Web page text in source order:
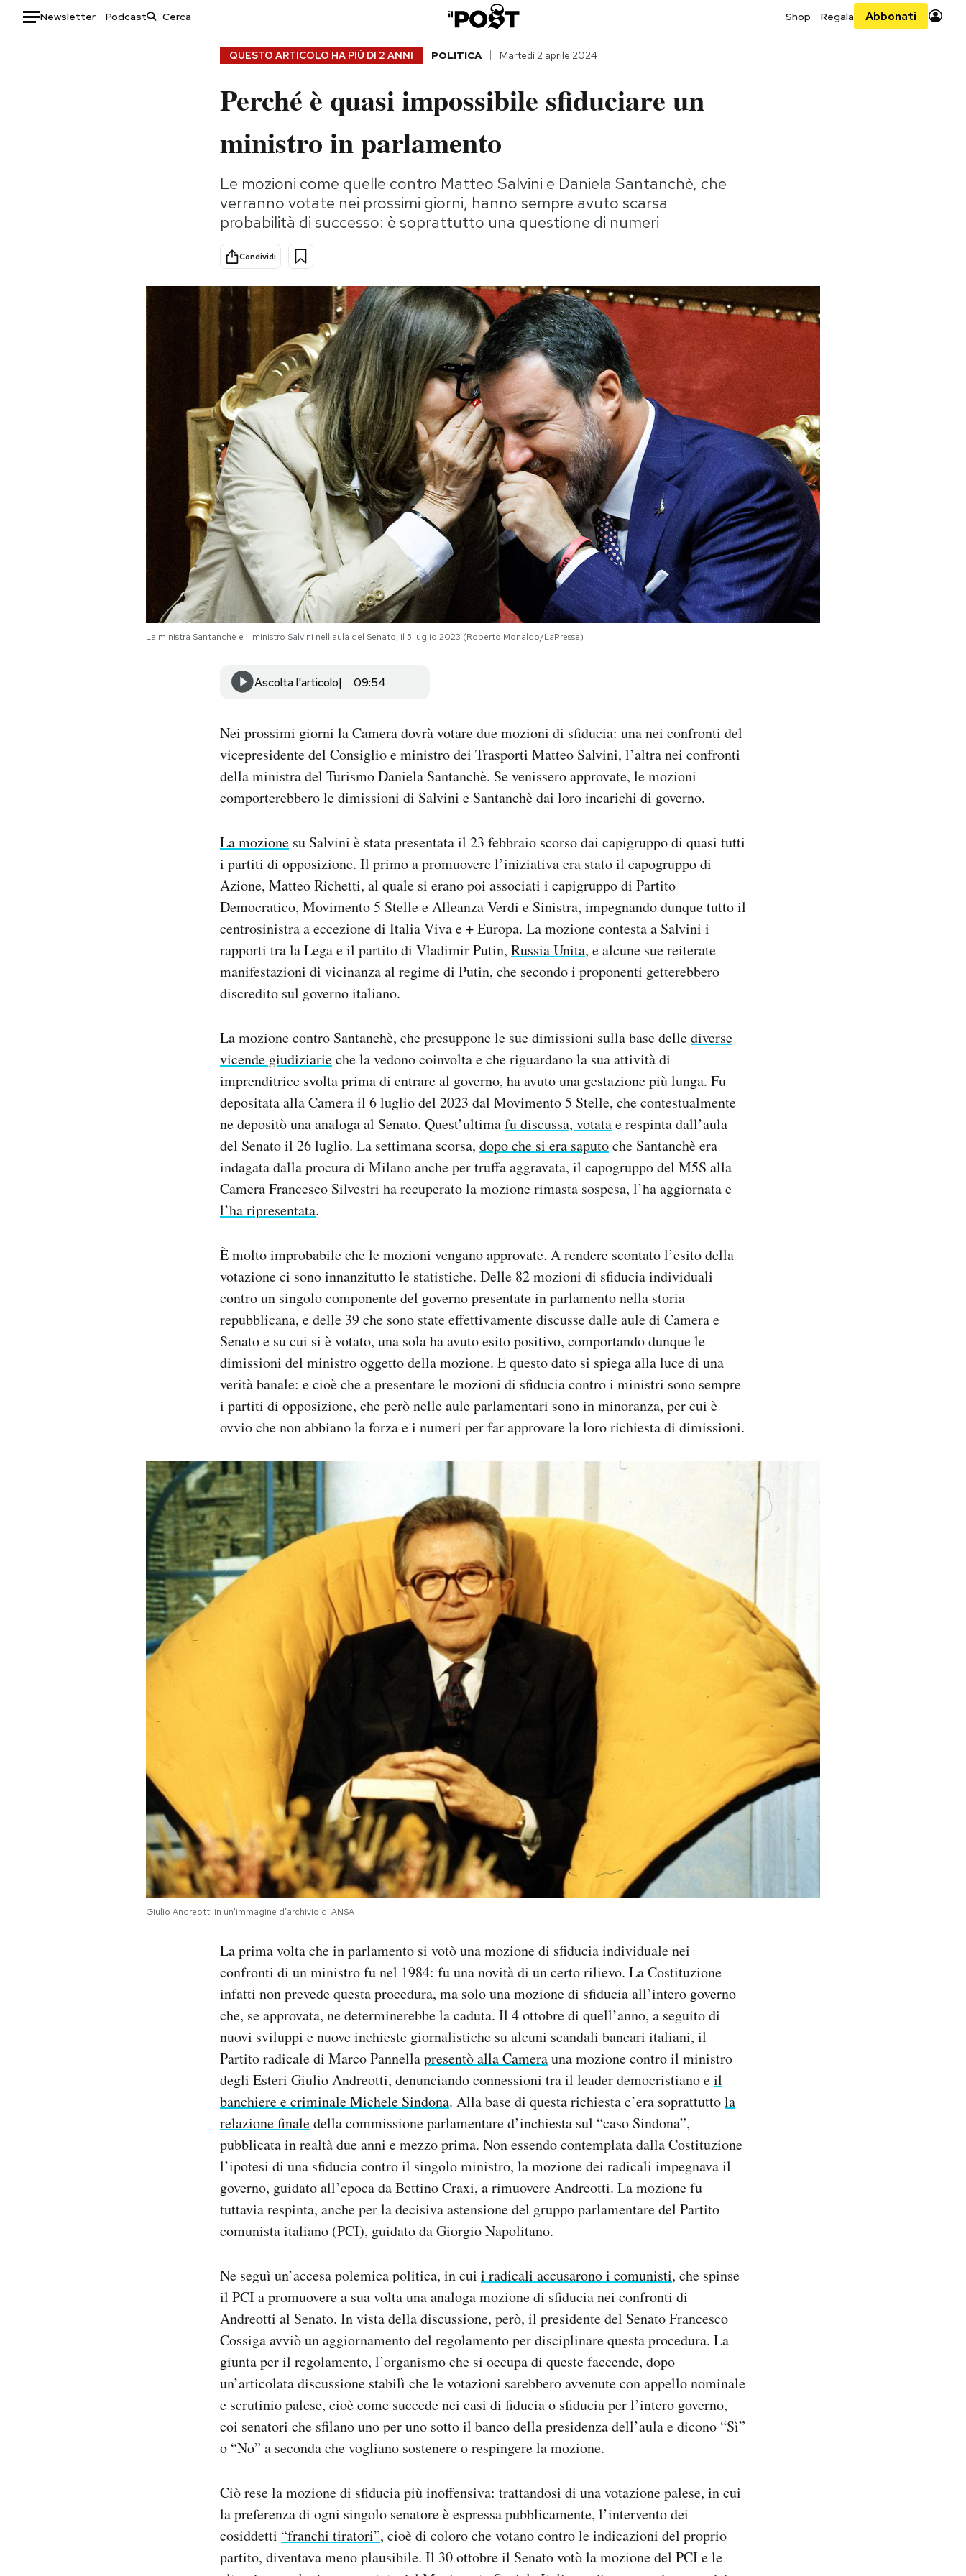
Newsletter Podcast Shop Regala Abbonati
Storie/Idee
Ok Boomer!
Altrecose
Mondiali calcio 2026
AREA PERSONALE
QUESTO ARTICOLO HA PIÙ DI 2 ANNI POLITICA Martedì 2 aprile 2024
Perché è quasi impossibile sfiduciare un
ministro in parlamento
Le mozioni come quelle contro Matteo Salvini e Daniela Santanchè, che
verranno votate nei prossimi giorni, hanno sempre avuto scarsa
probabilità di successo: è soprattutto una questione di numeri
Condividi
La ministra Santanchè e il ministro Salvini nell'aula del Senato, il 5 luglio 2023 (Roberto Monaldo/LaPresse)
Ascolta l'articolo 09:54
Nei prossimi giorni la Camera dovrà votare due mozioni di sfiducia: una nei confronti del
vicepresidente del Consiglio e ministro dei Trasporti Matteo Salvini, l’altra nei confronti
della ministra del Turismo Daniela Santanchè. Se venissero approvate, le mozioni
comporterebbero le dimissioni di Salvini e Santanchè dai loro incarichi di governo.
La mozione su Salvini è stata presentata il 23 febbraio scorso dai capigruppo di quasi tutti
i partiti di opposizione. Il primo a promuovere l’iniziativa era stato il capogruppo di
Azione, Matteo Richetti, al quale si erano poi associati i capigruppo di Partito
Democratico, Movimento 5 Stelle e Alleanza Verdi e Sinistra, impegnando dunque tutto il
centrosinistra a eccezione di Italia Viva e + Europa. La mozione contesta a Salvini i
rapporti tra la Lega e il partito di Vladimir Putin, Russia Unita, e alcune sue reiterate
manifestazioni di vicinanza al regime di Putin, che secondo i proponenti getterebbero
discredito sul governo italiano.
La mozione contro Santanchè, che presuppone le sue dimissioni sulla base dellediverse
vicende giudiziarieche la vedono coinvolta e che riguardano la sua attività di
imprenditrice svolta prima di entrare al governo, ha avuto una gestazione più lunga. Fu
depositata alla Camera il 6 luglio del 2023 dal Movimento 5 Stelle, che contestualmente
ne depositò una analoga al Senato. Quest’ultimafu discussa, votatae respinta dall’aula
del Senato il 26 luglio. La settimana scorsa, dopo che si era saputoche Santanchè era
indagata dalla procura di Milano anche per truffa aggravata, il capogruppo del M5S alla
Camera Francesco Silvestri ha recuperato la mozione rimasta sospesa, l’ha aggiornata e
l’ha ripresentata.
È molto improbabile che le mozioni vengano approvate. A rendere scontato l’esito della
votazione ci sono innanzitutto le statistiche. Delle 82 mozioni di sfiducia individuali
contro un singolo componente del governo presentate in parlamento nella storia
repubblicana, e delle 39 che sono state effettivamente discusse dalle aule di Camera e
Senato e su cui si è votato, una sola ha avuto esito positivo, comportando dunque le
dimissioni del ministro oggetto della mozione. E questo dato si spiega alla luce di una
verità banale: e cioè che a presentare le mozioni di sfiducia contro i ministri sono sempre
i partiti di opposizione, che però nelle aule parlamentari sono in minoranza, per cui è
ovvio che non abbiano la forza e i numeri per far approvare la loro richiesta di dimissioni.
Giulio Andreotti in un’immagine d’archivio di ANSA
La prima volta che in parlamento si votò una mozione di sfiducia individuale nei
confronti di un ministro fu nel 1984: fu una novità di un certo rilievo. La Costituzione
infatti non prevede questa procedura, ma solo una mozione di sfiducia all’intero governo
che, se approvata, ne determinerebbe la caduta. Il 4 ottobre di quell’anno, a seguito di
nuovi sviluppi e nuove inchieste giornalistiche su alcuni scandali bancari italiani, il
Partito radicale di Marco Pannellapresentò alla Camerauna mozione contro il ministro
degli Esteri Giulio Andreotti, denunciando connessioni tra il leader democristiano eil
banchiere e criminale Michele Sindona. Alla base di questa richiesta c’era soprattuttola
relazione finaledella commissione parlamentare d’inchiesta sul “caso Sindona”,
pubblicata in realtà due anni e mezzo prima. Non essendo contemplata dalla Costituzione
l’ipotesi di una sfiducia contro il singolo ministro, la mozione dei radicali impegnava il
governo, guidato all’epoca da Bettino Craxi, a rimuovere Andreotti. La mozione fu
tuttavia respinta, anche per la decisiva astensione del gruppo parlamentare del Partito
comunista italiano (PCI), guidato da Giorgio Napolitano.
Ne seguì un’accesa polemica politica, in cui i radicali accusarono i comunisti, che spinse
il PCI a promuovere a sua volta una analoga mozione di sfiducia nei confronti di
Andreotti al Senato. In vista della discussione, però, il presidente del Senato Francesco
Cossiga avviò un aggiornamento del regolamento per disciplinare questa procedura. La
giunta per il regolamento, l’organismo che si occupa di queste faccende, dopo
un’articolata discussione stabilì che le votazioni sarebbero avvenute con appello nominale
e scrutinio palese, cioè come succede nei casi di fiducia o sfiducia per l’intero governo,
coi senatori che sfilano uno per uno sotto il banco della presidenza dell’aula e dicono “Sì”
o “No” a seconda che vogliano sostenere o respingere la mozione.
Ciò rese la mozione di sfiducia più inoffensiva: trattandosi di una votazione palese, in cui
la preferenza di ogni singolo senatore è espressa pubblicamente, l’intervento dei
cosiddetti “franchi tiratori”, cioè di coloro che votano contro le indicazioni del proprio
partito, diventava meno plausibile. Il 30 ottobre il Senato votò la mozione del PCI e le